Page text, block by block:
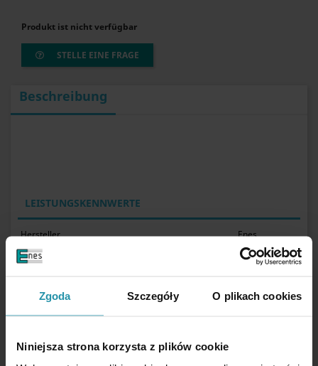
Zgoda Szczegóły O plikach cookies
Niniejsza strona korzysta z plików cookie
Produkt ist nicht verfügbar
STELLE EINE FRAGE
Beschreibung
LEISTUNGSKENNWERTE
Hersteller
Enes
Länge
240 [mm]
200 [mm]
Maximale Arbeitstemperatur
≤ 80 [°C]
Wasserdicht
in die Küche